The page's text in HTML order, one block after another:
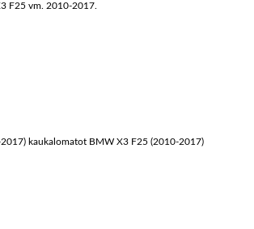
F25 vm. 2010-2017.
BMW X3 F25 (2010-2017)